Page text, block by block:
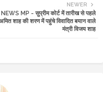
ats
NEWER
NEWS MP - सुप्रीम कोर्ट में तारीख से पहले
शाह की शरण में पहुंचे विवादित बयान वाले
मंत्री विजय शाह